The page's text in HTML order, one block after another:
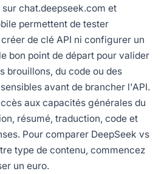
chat.deepseek.com et
permettent de tester
de clé API ni configurer un
bon point de départ pour valider
brouillons, du code ou des
avant de brancher l'API.
aux capacités générales du
résumé, traduction, code et
Pour comparer DeepSeek vs
type de contenu, commencez
un euro.